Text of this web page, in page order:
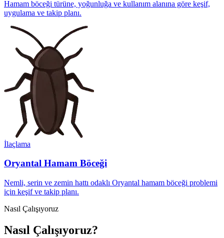
Hamam böceği türüne, yoğunluğa ve kullanım alanına göre keşif,
uygulama ve takip planı.
İlaçlama
Oryantal Hamam Böceği
Nemli, serin ve zemin hattı odaklı Oryantal hamam böceği problemi
için keşif ve takip planı.
Nasıl Çalışıyoruz
Nasıl Çalışıyoruz?